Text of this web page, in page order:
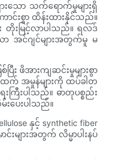
ော သက်ရောက်မှုများရှိ
းစွာ ထိန်းထားနိုင်သည်။
တိုးမြင့်လာပါသည်။ ရလဒ်
အင်ဂျင်များအတွက်မူ မ
ဖိအားကျဆင်းမှုများစွာ
းထက် အမှုန်များကို ထပ်ခါတ
ကြီးပါသည်။ ဓာတုပစ္စည်း
ပေးပါသည်။
နှင့် synthetic fiber
များအတွက် လိမ္မာပါးနပ်